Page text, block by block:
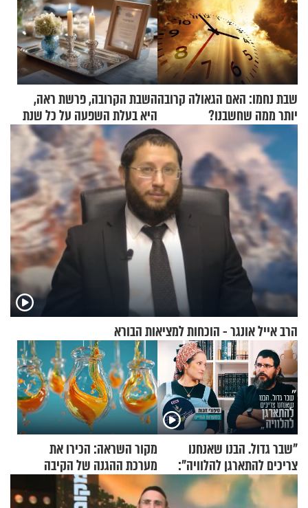
שבת נחמו: האם הגאולה קרובה
יותר ממה שחשבנו?
השבת הקרובה, פרשת ראה,
היא בעלת השפעה על כל שנת
תשפ"ז
הרב אייל אונגר - הוכחות למציאות הבורא
"שבר גדול. הבנו שאנחנו
צריכים להתארגן להלוויה":
זוגיות במבחן, הפעם עם מרים
וגד דנינו
מקור השראה: הכירו את
מערכת ההגנה של הקיבה